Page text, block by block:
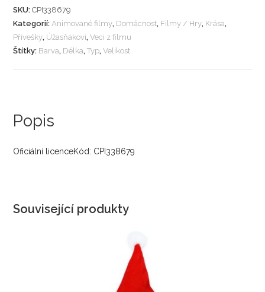
SKU:CPI338679
Kategorií:Animované filmy, Domácnost, Filmy / Hry, Krása,
Přívešky, Úžasňákovi,Veci z filmu
Štítky: Barva, Délka,Typ,Velikost
Popis
Oficiální licenceKód: CPI338679
Související produkty